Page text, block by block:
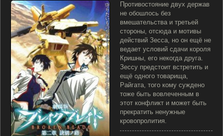
Противостояние двух держав
не обошлось без
вмешательства и третьей
стороны, отсюда и мотивы
действий Зесса, но он ещё не
ведает условий сдачи короля
Кришны, его некогда друга.
Зессу предстоит встретить и
ещё одного товарища,
Райгата, того кому суждено
тоже быть вовлеченным в
этот конфликт и может быть
прекратить ненужные
кровопролития.